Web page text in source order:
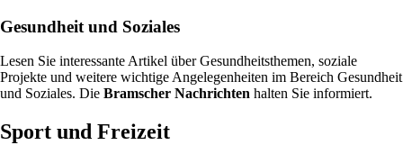
Gesundheit und Soziales
Lesen Sie interessante Artikel über Gesundheitsthemen, soziale
Projekte und weitere wichtige Angelegenheiten im Bereich Gesundheit
und Soziales. Die Bramscher Nachrichten halten Sie informiert.
Sport und Freizeit